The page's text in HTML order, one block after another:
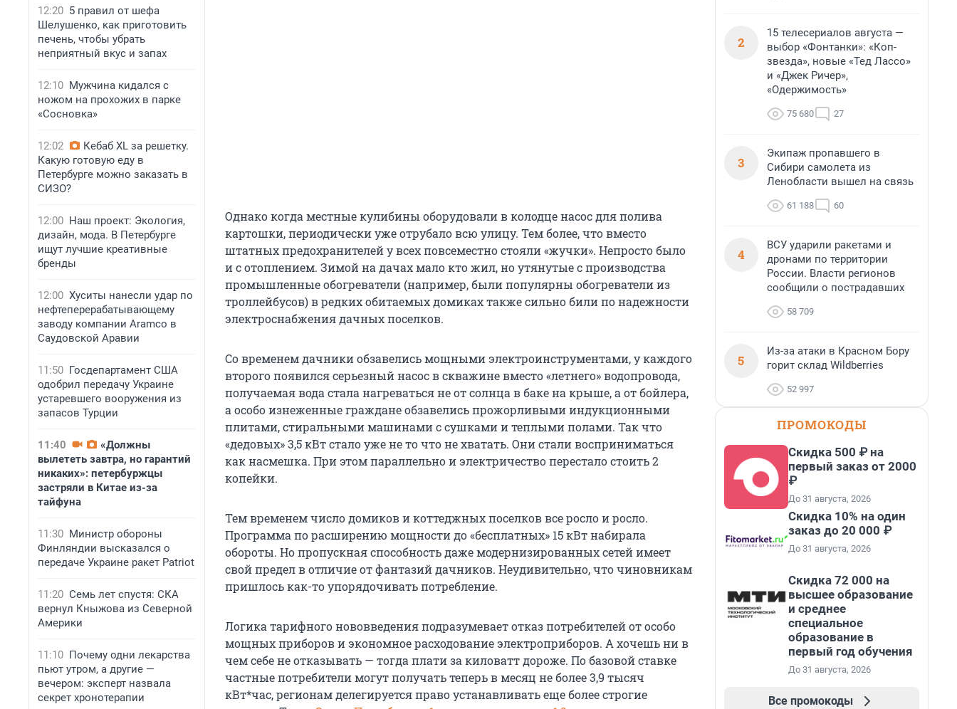
12:20 5 правил от шефа
Шелушенко, как приготовить
печень, чтобы убрать
неприятный вкус и запах
12:10 Мужчина кидался с
ножом на прохожих в парке
«Сосновка»
12:02
Кебаб XL за решетку.
Какую готовую еду в
Петербурге можно заказать в
СИЗО?
12:00 Наш проект: Экология,
дизайн, мода. В Петербурге
ищут лучшие креативные
бренды
12:00 Хуситы нанесли удар по
нефтеперерабатывающему
заводу компании Aramco в
Саудовской Аравии
11:50 Госдепартамент США
одобрил передачу Украине
устаревшего вооружения из
запасов Турции
11:40
«Должны
вылететь завтра, но гарантий
никаких»: петербуржцы
застряли в Китае из-за
тайфуна
11:30 Министр обороны
Финляндии высказался о
передаче Украине ракет Patriot
11:20 Семь лет спустя: СКА
вернул Кныжова из Северной
Америки
11:10 Почему одни лекарства
пьют утром, а другие —
вечером: эксперт назвала
секрет хронотерапии
Однако когда местные кулибины оборудовали в колодце насос для полива
картошки, периодически уже отрубало всю улицу. Тем более, что вместо
штатных предохранителей у всех повсеместно стояли «жучки». Непросто было
и с отоплением. Зимой на дачах мало кто жил, но утянутые с производства
промышленные обогреватели (например, были популярны обогреватели из
троллейбусов) в редких обитаемых домиках также сильно били по надежности
электроснабжения дачных поселков.
Со временем дачники обзавелись мощными электроинструментами, у каждого
второго появился серьезный насос в скважине вместо «летнего» водопровода,
получаемая вода стала нагреваться не от солнца в баке на крыше, а от бойлера,
а особо изнеженные граждане обзавелись прожорливыми индукционными
плитами, стиральными машинами с сушками и теплыми полами. Так что
«дедовых» 3,5 кВт стало уже не то что не хватать. Они стали восприниматься
как насмешка. При этом параллельно и электричество перестало стоить 2
копейки.
Тем временем число домиков и коттеджных поселков все росло и росло.
Программа по расширению мощности до «бесплатных» 15 кВт набирала
обороты. Но пропускная способность даже модернизированных сетей имеет
свой предел в отличие от фантазий дачников. Неудивительно, что чиновникам
пришлось как-то упорядочивать потребление.
Логика тарифного нововведения подразумевает отказ потребителей от особо
мощных приборов и экономное расходование электроприборов. А хочешь ни в
чем себе не отказывать — тогда плати за киловатт дороже. По базовой ставке
частные потребители могут получать теперь в месяц не более 3,9 тысяч
кВт*час, регионам делегируется право устанавливать еще более строгие
2
15 телесериалов августа —
выбор «Фонтанки»: «Коп-
звезда», новые «Тед Лассо»
и «Джек Ричер»,
«Одержимость»
75 680 27
3
Экипаж пропавшего в
Сибири самолета из
Ленобласти вышел на связь
61 188 60
4
ВСУ ударили ракетами и
дронами по территории
России. Власти регионов
сообщили о пострадавших
58 709
5
Из-за атаки в Красном Бору
горит склад Wildberries
52 997
ПРОМОКОДЫ
Скидка 500 ₽ на
первый заказ от 2000
₽
До 31 августа, 2026
Скидка 10% на один
заказ до 20 000 ₽
До 31 августа, 2026
Скидка 72 000 на
высшее образование
и среднее
специальное
образование в
первый год обучения
До 31 августа, 2026
Все промокоды